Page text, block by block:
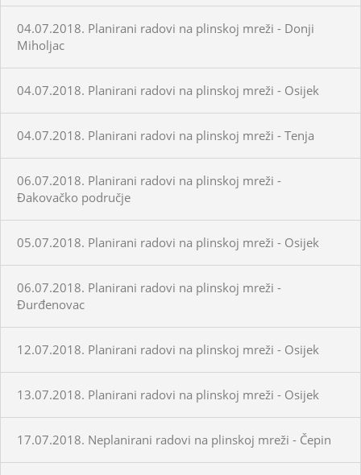
04.07.2018. Planirani radovi na plinskoj mreži - Donji
Miholjac
04.07.2018. Planirani radovi na plinskoj mreži - Osijek
04.07.2018. Planirani radovi na plinskoj mreži - Tenja
06.07.2018. Planirani radovi na plinskoj mreži -
Đakovačko područje
05.07.2018. Planirani radovi na plinskoj mreži - Osijek
06.07.2018. Planirani radovi na plinskoj mreži -
Đurđenovac
12.07.2018. Planirani radovi na plinskoj mreži - Osijek
13.07.2018. Planirani radovi na plinskoj mreži - Osijek
17.07.2018. Neplanirani radovi na plinskoj mreži - Čepin